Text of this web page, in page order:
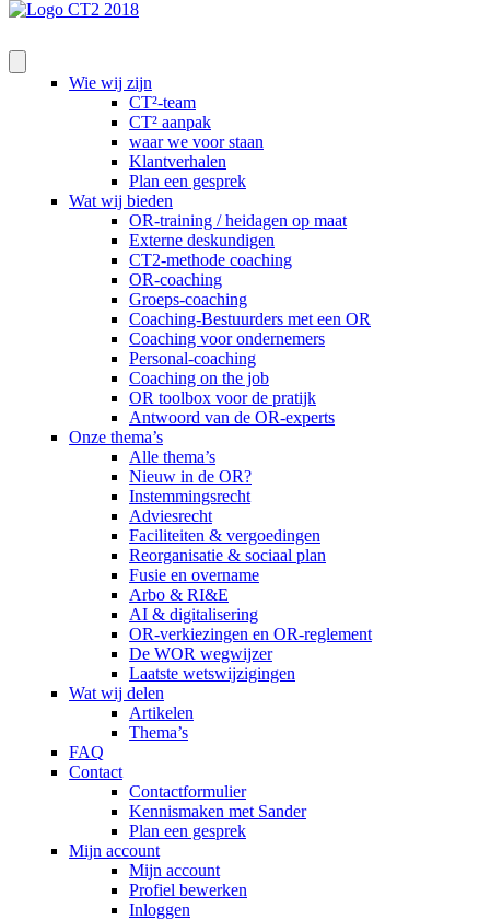
Wie wij zijn
CT²-team
CT² aanpak
waar we voor staan
Klantverhalen
Plan een gesprek
Wat wij bieden
OR-training / heidagen op maat
Externe deskundigen
CT2-methode coaching
OR-coaching
Groeps-coaching
Coaching-Bestuurders met een OR
Coaching voor ondernemers
Personal-coaching
Coaching on the job
OR toolbox voor de pratijk
Antwoord van de OR-experts
Onze thema’s
Alle thema’s
Nieuw in de OR?
Instemmingsrecht
Adviesrecht
Faciliteiten & vergoedingen
Reorganisatie & sociaal plan
Fusie en overname
Arbo & RI&E
AI & digitalisering
OR-verkiezingen en OR-reglement
De WOR wegwijzer
Laatste wetswijzigingen
Wat wij delen
Artikelen
Thema’s
FAQ
Contact
Contactformulier
Kennismaken met Sander
Plan een gesprek
Mijn account
Mijn account
Profiel bewerken
Inloggen